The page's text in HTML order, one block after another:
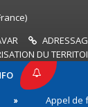
DU
Appel de